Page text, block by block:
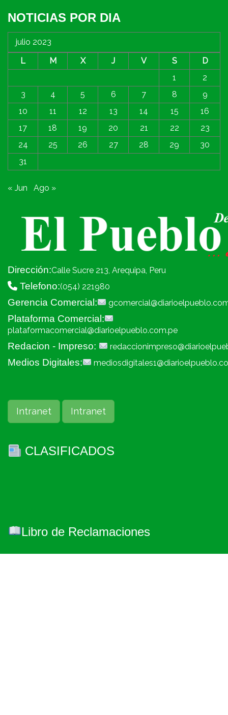
NOTICIAS POR DIA
julio 2023
L
M X J V S
D
1
2
3
4 5 6 7 8
9
10
11 12 13 14 15
16
17
18 19 20 21 22
23
24
25 26 27 28 29
30
31
« Jun Ago »
Dirección:Calle Sucre 213, Arequipa, Peru
Telefono:(054) 221980
Gerencia Comercial:
Plataforma Comercial:
plataformacomercial@diarioelpueblo.com.pe
Redacion - Impreso:
Medios Digitales:
Intranet Intranet
CLASIFICADOS
Libro de Reclamaciones